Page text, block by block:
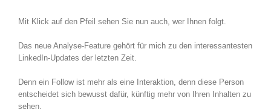
Mit Klick auf den Pfeil sehen Sie nun auch, wer Ihnen folgt.
Das neue Analyse-Feature gehört für mich zu den interessantesten
LinkedIn-Updates der letzten Zeit.
Denn ein Follow ist mehr als eine Interaktion, denn diese Person
entscheidet sich bewusst dafür, künftig mehr von Ihren Inhalten zu
sehen.